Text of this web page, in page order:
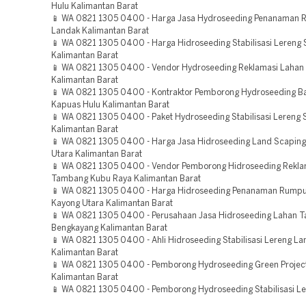
Hulu Kalimantan Barat
📱 WA 0821 1305 0400 - Harga Jasa Hydroseeding Penanaman
Landak Kalimantan Barat
📱 WA 0821 1305 0400 - Harga Hidroseeding Stabilisasi Lereng
Kalimantan Barat
📱 WA 0821 1305 0400 - Vendor Hydroseeding Reklamasi Lahan
Kalimantan Barat
📱 WA 0821 1305 0400 - Kontraktor Pemborong Hydroseeding
Kapuas Hulu Kalimantan Barat
📱 WA 0821 1305 0400 - Paket Hydroseeding Stabilisasi Lereng
Kalimantan Barat
📱 WA 0821 1305 0400 - Harga Jasa Hidroseeding Land
Utara Kalimantan Barat
📱 WA 0821 1305 0400 - Vendor Pemborong Hidroseeding
Tambang Kubu Raya Kalimantan Barat
📱 WA 0821 1305 0400 - Harga Hidroseeding Penanaman
Kayong Utara Kalimantan Barat
📱 WA 0821 1305 0400 - Perusahaan Jasa Hidroseeding Lahan
Bengkayang Kalimantan Barat
📱 WA 0821 1305 0400 - Ahli Hidroseeding Stabilisasi Lereng
Kalimantan Barat
📱 WA 0821 1305 0400 - Pemborong Hydroseeding Green
Kalimantan Barat
📱 WA 0821 1305 0400 - Pemborong Hydroseeding Stabilisasi